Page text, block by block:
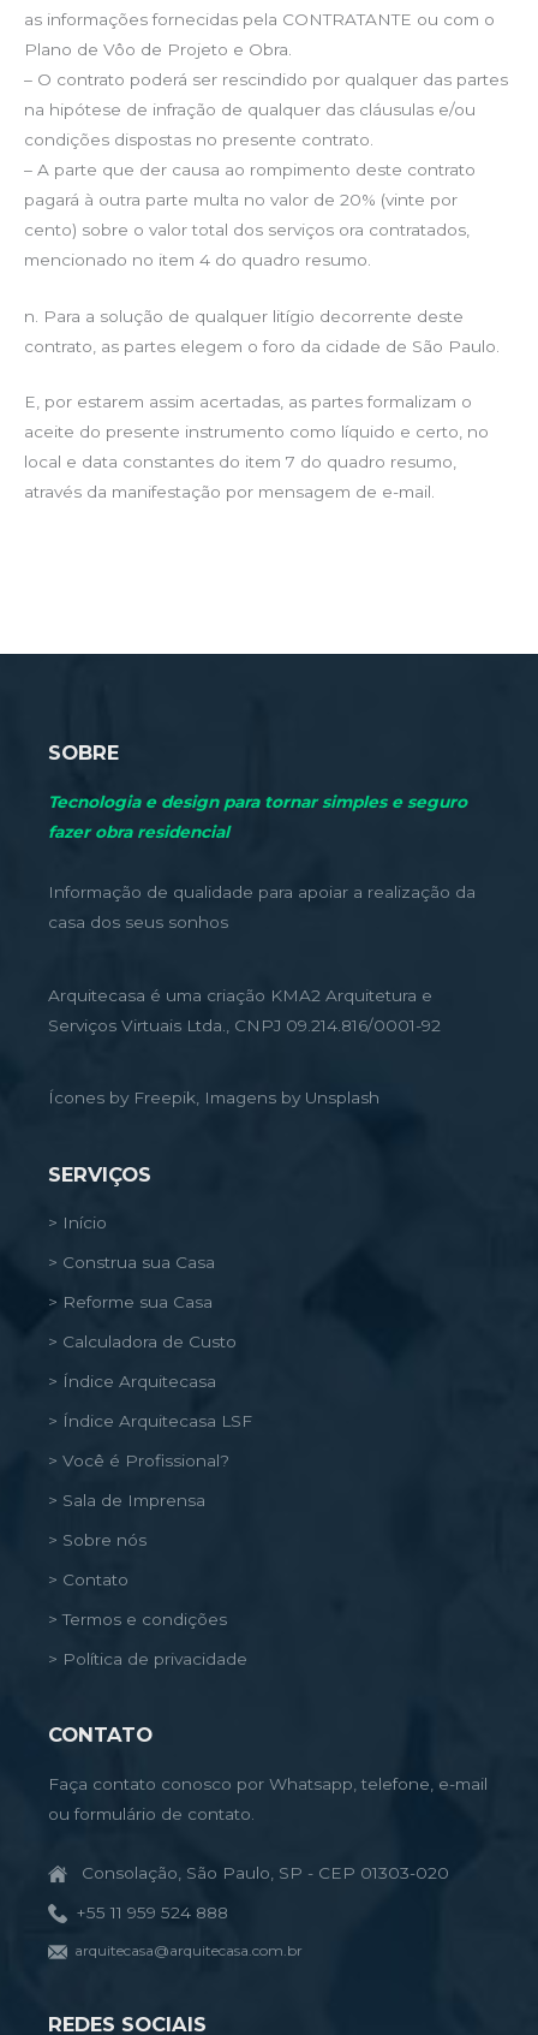
as informações fornecidas pela CONTRATANTE ou com o
Plano de Vôo de Projeto e Obra.
– O contrato poderá ser rescindido por qualquer das partes
na hipótese de infração de qualquer das cláusulas e/ou
condições dispostas no presente contrato.
– A parte que der causa ao rompimento deste contrato
pagará à outra parte multa no valor de 20% (vinte por
cento) sobre o valor total dos serviços ora contratados,
mencionado no item 4 do quadro resumo.
n. Para a solução de qualquer litígio decorrente deste
contrato, as partes elegem o foro da cidade de São Paulo.
E, por estarem assim acertadas, as partes formalizam o
aceite do presente instrumento como líquido e certo, no
local e data constantes do item 7 do quadro resumo,
através da manifestação por mensagem de e-mail.
SOBRE
Tecnologia e design para tornar simples e seguro
fazer obra residencial
Informação de qualidade para apoiar a realização da
casa dos seus sonhos
Arquitecasa é uma criação KMA2 Arquitetura e
Serviços Virtuais Ltda., CNPJ 09.214.816/0001-92
Ícones by Freepik, Imagens by Unsplash
SERVIÇOS
> Início
> Construa sua Casa
> Reforme sua Casa
> Calculadora de Custo
> Índice Arquitecasa
> Índice Arquitecasa LSF
> Você é Profissional?
> Sala de Imprensa
> Sobre nós
> Contato
> Termos e condições
> Política de privacidade
CONTATO
Faça contato conosco por Whatsapp, telefone, e-mail
ou formulário de contato.
Consolação, São Paulo, SP - CEP 01303-020
+55 11 959 524 888
arquitecasa@arquitecasa.com.br
REDES SOCIAIS